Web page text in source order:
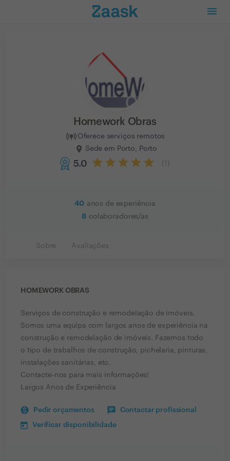
Homework Obras
Oferece serviços remotos
Sede em Porto, Porto
5.0 1
40 anos de experiência
8 colaboradores/as
Sobre Avaliações
HOMEWORK OBRAS
Serviços de construção e remodelação de imóveis.
Somos uma equipa com largos anos de experiência na
construção e remodelação de imóveis. Fazemos todo
o tipo de trabalhos de construção, pichelaria, pinturas,
instalações sanitárias, etc.
Contacte-nos para mais informações!
Largos Anos de Experiência
Pedir orçamentos Contactar profissional
Verificar disponibilidade